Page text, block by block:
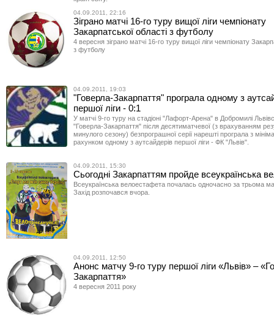
04.09.2011, 22:16
Зіграно матчі 16-го туру вищої ліги чемпіонату
Закарпатської області з футболу
4 вересня зіграно матчі 16-го туру вищої ліги чемпіонату
з футболу
04.09.2011, 19:03
"Говерла-Закарпаття" програла одному з
першої ліги - 0:1
У матчі 9-го туру на стадіоні "Лафорт-Арена" в Добромилі
"Говерла-Закарпаття" після десятиматчевої (з врахуванням
минулого сезону) безпрограшної серії нарешті програла з
рахунком одному з аутсайдерів першої ліги - ФК "Львів".
04.09.2011, 15:30
Сьогодні Закарпаттям пройде всеукраїнська
Всеукраїнська велоестафета почалась одночасно за трьома
Захід розпочався вчора.
04.09.2011, 12:50
Анонс матчу 9-го туру першої ліги «Львів» –
Закарпаття»
4 вересня 2011 року